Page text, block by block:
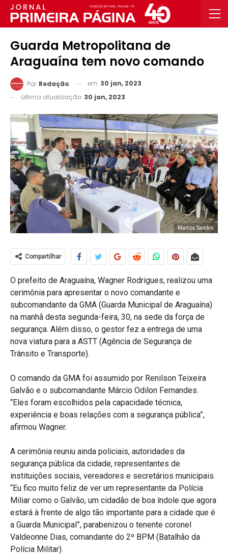
Guarda Metropolitana de
Araguaína tem novo comando
Por Redação em 30 jan, 2023
última atualização 30 jan, 2023
Marcos Sandes
Compartilhar
O prefeito de Araguaína, Wagner Rodrigues, realizou uma
cerimônia para apresentar o novo comandante e
subcomandante da GMA (Guarda Municipal de Araguaína)
na manhã desta segunda-feira, 30, na sede da força de
segurança. Além disso, o gestor fez a entrega de uma
nova viatura para a ASTT (Agência de Segurança de
Trânsito e Transporte).
O comando da GMA foi assumido por Renilson Teixeira
Galvão e o subcomandante Márcio Odilon Fernandes.
“Eles foram escolhidos pela capacidade técnica,
experiência e boas relações com a segurança pública”,
afirmou Wagner.
A cerimônia reuniu ainda policiais, autoridades da
segurança pública da cidade, representantes de
instituições sociais, vereadores e secretários municipais.
“Eu fico muito feliz de ver um representante da Polícia
Miliar como o Galvão, um cidadão de boa índole que agora
estará à frente de algo tão importante para a cidade que é
a Guarda Municipal”, parabenizou o tenente coronel
Valdeonne Dias, comandante do 2º BPM (Batalhão da
Polícia Militar).